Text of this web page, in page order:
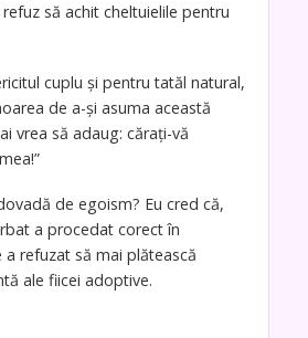
să achit cheltuielile pentru
cuplu și pentru tatăl natural,
de a-și asuma această
vrea să adaug: cărați-vă
de egoism? Eu cred că,
a procedat corect în
refuzat să mai plătească
ale fiicei adoptive.